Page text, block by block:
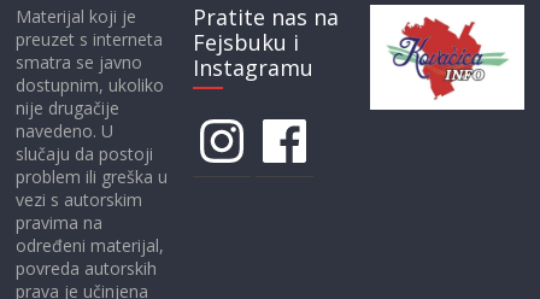
Materijal koji je
preuzet s interneta
smatra se javno
dostupnim, ukoliko
nije drugačije
navedeno. U
slučaju da postoji
problem ili greška u
vezi s autorskim
pravima na
određeni materijal,
povreda autorskih
prava je učinjena
Pratite nas na
Fejsbuku i
Instagramu
InstagramFacebook